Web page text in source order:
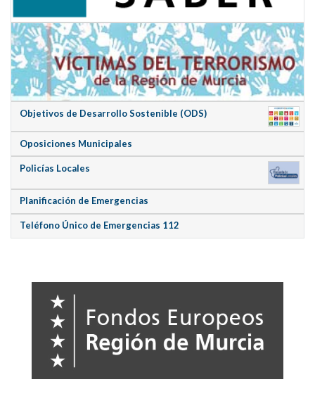
Objetivos de Desarrollo Sostenible (ODS)
Oposiciones Municipales
Policías Locales
Planificación de Emergencias
Teléfono Único de Emergencias 112